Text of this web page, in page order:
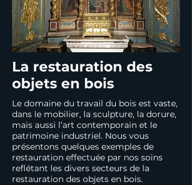
La restauration des
objets en bois
Le domaine du travail du bois est vaste,
dans le mobilier, la sculpture, la dorure,
mais aussi l’art contemporain et le
patrimoine industriel. Nous vous
présentons quelques exemples de
restauration effectuée par nos soins
reflétant les divers secteurs de la
restauration des objets en bois.